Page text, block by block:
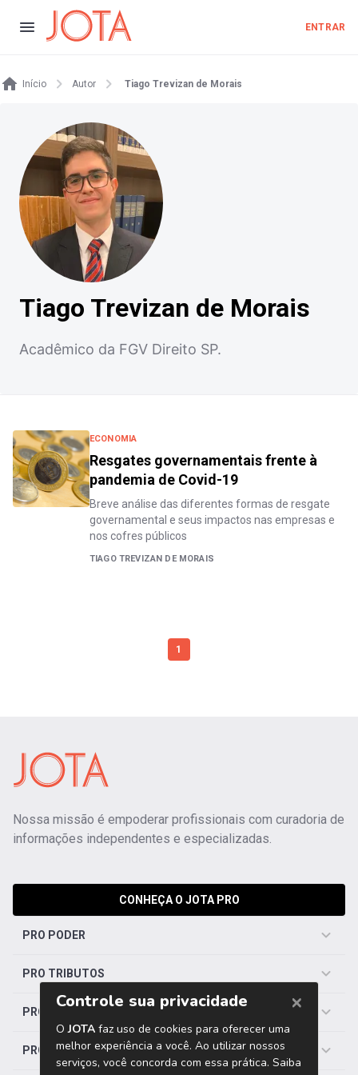
ENTRAR
Início Autor Tiago Trevizan de Morais
Tiago Trevizan de Morais
Acadêmico da FGV Direito SP.
ECONOMIA
Resgates governamentais frente à
pandemia de Covid-19
Breve análise das diferentes formas de resgate
governamental e seus impactos nas empresas e
nos cofres públicos
TIAGO TREVIZAN DE MORAIS
1
Nossa missão é empoderar profissionais com curadoria de
informações independentes e especializadas.
CONHEÇA O JOTA PRO
PRO PODER
PRO TRIBUTOS
PRO TRABALHISTA
PRO SAÚDE